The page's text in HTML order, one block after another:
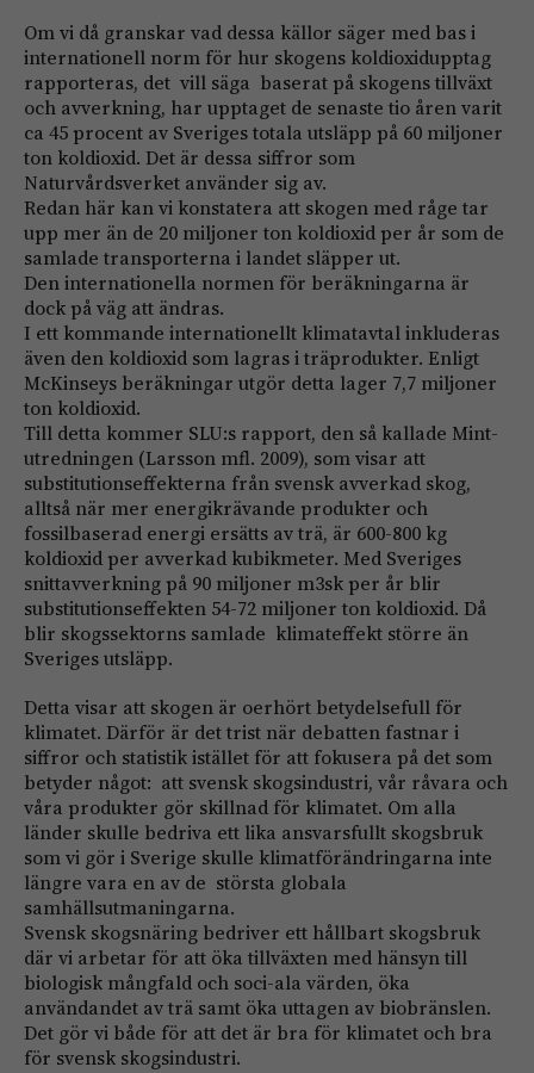
Om vi då granskar vad dessa källor säger med bas i
internationell norm för hur skogens koldioxidupptag
rapporteras, det vill säga baserat på skogens tillväxt
och avverkning, har upptaget de senaste tio åren varit
ca 45 procent av Sveriges totala utsläpp på 60 miljoner
ton koldioxid. Det är dessa siffror som
Naturvårdsverket använder sig av.
Redan här kan vi konstatera att skogen med råge tar
upp mer än de 20 miljoner ton koldioxid per år som de
samlade transporterna i landet släpper ut.
Den internationella normen för beräkningarna är
dock på väg att ändras.
I ett kommande internationellt klimatavtal inkluderas
även den koldioxid som lagras i träprodukter. Enligt
McKinseys beräkningar utgör detta lager 7,7 miljoner
ton koldioxid.
Till detta kommer SLU:s rapport, den så kallade Mint-
utredningen (Larsson mfl. 2009), som visar att
substitutionseffekterna från svensk avverkad skog,
alltså när mer energikrävande produkter och
fossilbaserad energi ersätts av trä, är 600-800 kg
koldioxid per avverkad kubikmeter. Med Sveriges
snittavverkning på 90 miljoner m3sk per år blir
substitutionseffekten 54-72 miljoner ton koldioxid. Då
blir skogssektorns samlade klimateffekt större än
Sveriges utsläpp.
Detta visar att skogen är oerhört betydelsefull för
klimatet. Därför är det trist när debatten fastnar i
siffror och statistik istället för att fokusera på det som
betyder något: att svensk skogsindustri, vår råvara och
våra produkter gör skillnad för klimatet. Om alla
länder skulle bedriva ett lika ansvarsfullt skogsbruk
som vi gör i Sverige skulle klimatförändringarna inte
längre vara en av de största globala
samhällsutmaningarna.
Svensk skogsnäring bedriver ett hållbart skogsbruk
där vi arbetar för att öka tillväxten med hänsyn till
biologisk mångfald och soci-ala värden, öka
användandet av trä samt öka uttagen av biobränslen.
Det gör vi både för att det är bra för klimatet och bra
för svensk skogsindustri.